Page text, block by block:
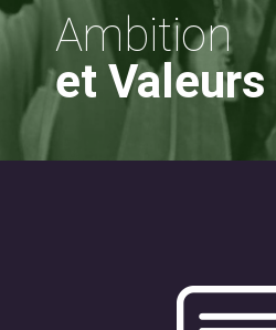
Ambition
et Valeurs